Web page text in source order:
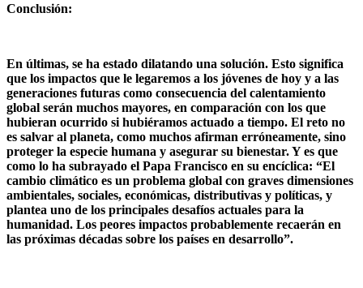
Conclusión:
En últimas, se ha estado dilatando una solución. Esto significa
que los impactos que le legaremos a los jóvenes de hoy y a las
generaciones futuras como consecuencia del calentamiento
global serán muchos mayores, en comparación con los que
hubieran ocurrido si hubiéramos actuado a tiempo. El reto no
es salvar al planeta, como muchos afirman erróneamente, sino
proteger la especie humana y asegurar su bienestar. Y es que
como lo ha subrayado el Papa Francisco en su encíclica: “El
cambio climático es un problema global con graves dimensiones
ambientales, sociales, económicas, distributivas y políticas, y
plantea uno de los principales desafíos actuales para la
humanidad. Los peores impactos probablemente recaerán en
las próximas décadas sobre los países en desarrollo”.